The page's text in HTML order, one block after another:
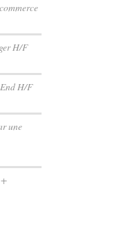
H/F
H/F
une